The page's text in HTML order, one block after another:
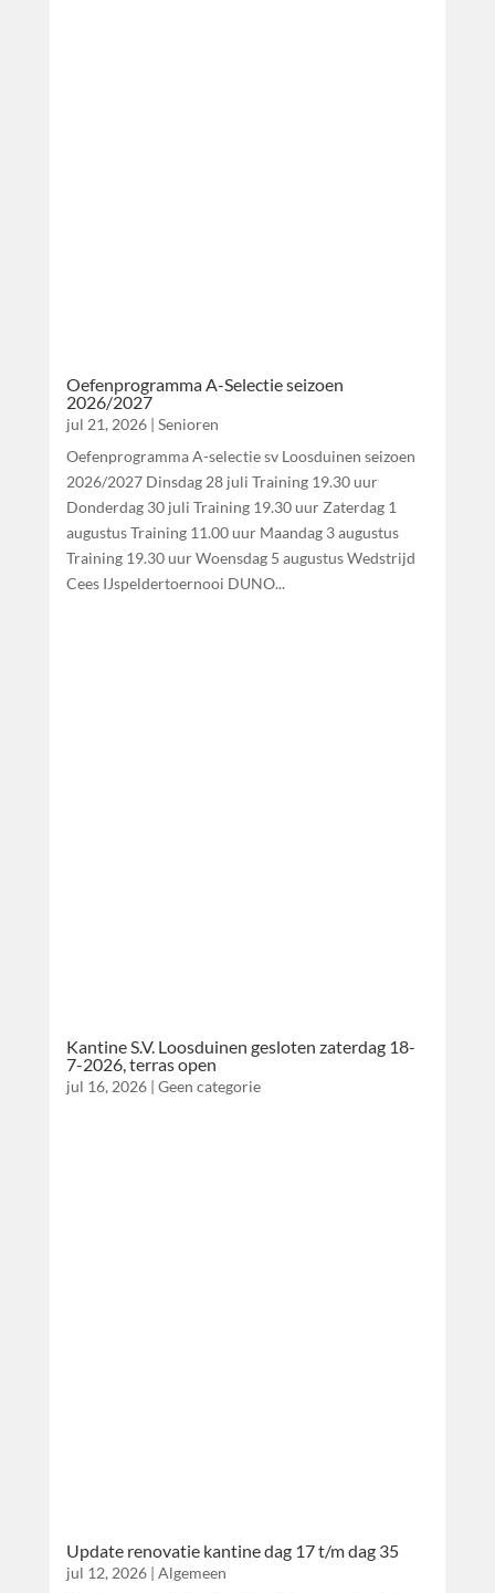
Oefenprogramma A-Selectie seizoen
2026/2027
jul 21, 2026| Senioren
Oefenprogramma A-selectie sv Loosduinen seizoen
2026/2027 Dinsdag 28 juli Training 19.30 uur
Donderdag 30 juli Training 19.30 uur Zaterdag 1
augustus Training 11.00 uur Maandag 3 augustus
Training 19.30 uur Woensdag 5 augustus Wedstrijd
Cees IJspeldertoernooi DUNO...
Kantine S.V. Loosduinen gesloten zaterdag 18-
7-2026, terras open
jul 16, 2026| Geen categorie
Update renovatie kantine dag 17 t/m dag 35
jul 12, 2026| Algemeen